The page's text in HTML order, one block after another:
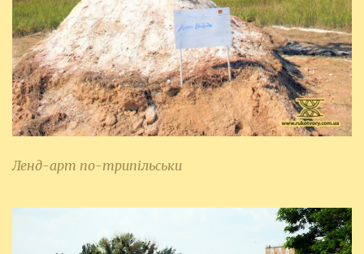
Ленд-арт по-трипільськи